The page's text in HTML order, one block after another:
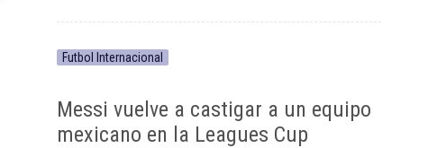
Futbol Internacional
Messi vuelve a castigar a un equipo
mexicano en la Leagues Cup